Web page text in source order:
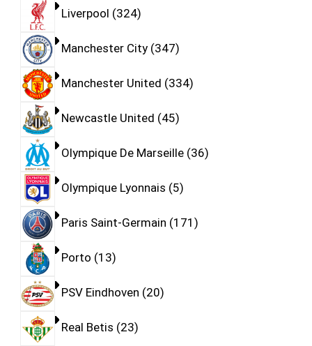
Liverpool 324
Manchester City 347
Manchester United 334
Newcastle United 45
Olympique De Marseille 36
Olympique Lyonnais 5
Paris Saint-Germain 171
Porto 13
PSV Eindhoven 20
Real Betis 23